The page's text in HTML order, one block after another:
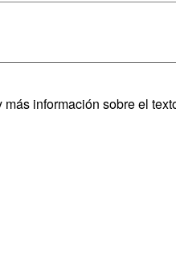
más información sobre el